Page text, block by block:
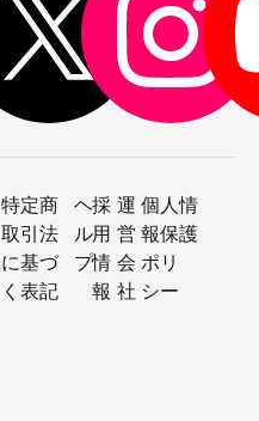
特定商
取引法
に基づ
く表記
ヘ
ル
プ
採
用
情
報
運
営
会
社
個人情
報保護
ポリ
シー